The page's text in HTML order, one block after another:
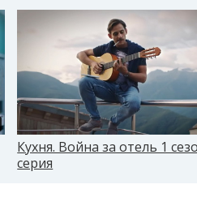
Кухня. Война за отель 1
серия